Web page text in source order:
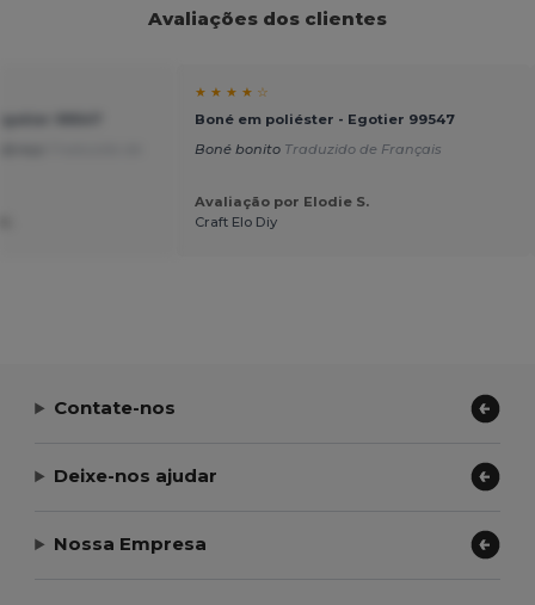
Avaliações dos clientes
★ ★ ★ ★ ☆
Boné em poliéster - Egotier 99547
Boné bonito Traduzido de Français
Avaliação por Elodie S.
Craft Elo Diy
Contate-nos
Deixe-nos ajudar
Nossa Empresa